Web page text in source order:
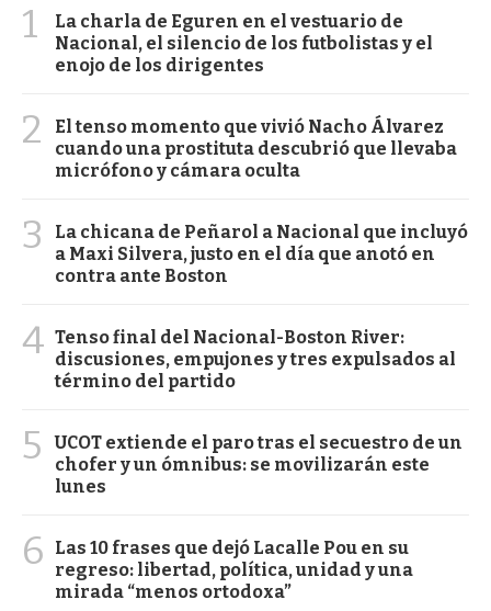
1
La charla de Eguren en el vestuario de
Nacional, el silencio de los futbolistas y el
enojo de los dirigentes
2
El tenso momento que vivió Nacho Álvarez
cuando una prostituta descubrió que llevaba
micrófono y cámara oculta
3
La chicana de Peñarol a Nacional que incluyó
a Maxi Silvera, justo en el día que anotó en
contra ante Boston
4 Tenso final del Nacional-Boston River:
discusiones, empujones y tres expulsados al
término del partido
5
UCOT extiende el paro tras el secuestro de un
chofer y un ómnibus: se movilizarán este
lunes
6
Las 10 frases que dejó Lacalle Pou en su
regreso: libertad, política, unidad y una
mirada “menos ortodoxa”